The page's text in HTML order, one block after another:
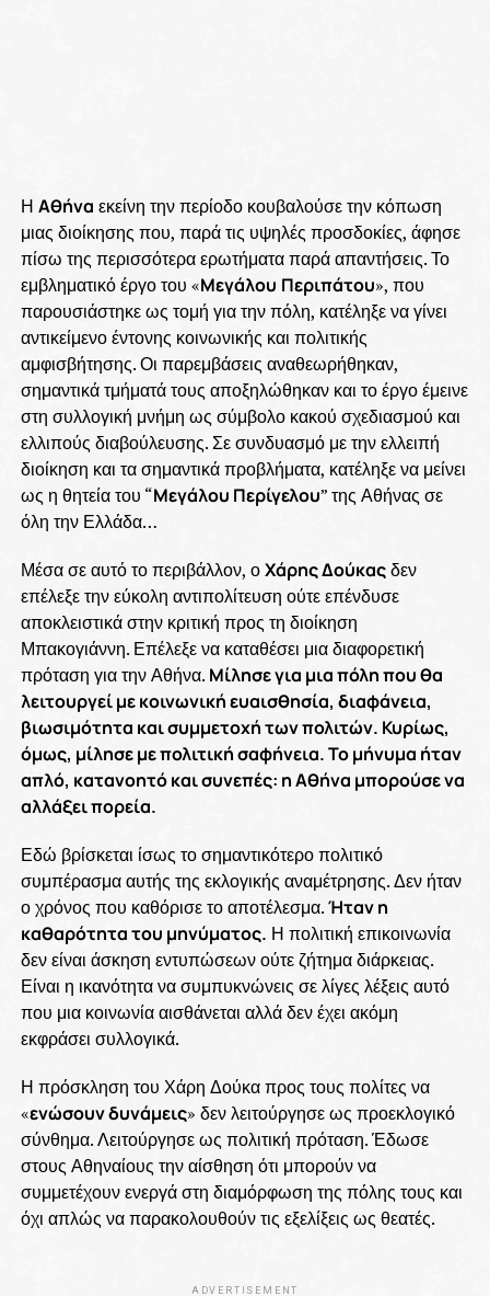
Η Αθήνα εκείνη την περίοδο κουβαλούσε την κόπωση
μιας διοίκησης που, παρά τις υψηλές προσδοκίες, άφησε
πίσω της περισσότερα ερωτήματα παρά απαντήσεις. Το
εμβληματικό έργο του «Μεγάλου Περιπάτου», που
παρουσιάστηκε ως τομή για την πόλη, κατέληξε να γίνει
αντικείμενο έντονης κοινωνικής και πολιτικής
αμφισβήτησης. Οι παρεμβάσεις αναθεωρήθηκαν,
σημαντικά τμήματά τους αποξηλώθηκαν και το έργο έμεινε
στη συλλογική μνήμη ως σύμβολο κακού σχεδιασμού και
ελλιπούς διαβούλευσης. Σε συνδυασμό με την ελλειπή
διοίκηση και τα σημαντικά προβλήματα, κατέληξε να μείνει
ως η θητεία του “Μεγάλου Περίγελου” της Αθήνας σε
όλη την Ελλάδα…
Μέσα σε αυτό το περιβάλλον, οΧάρης Δούκαςδεν
επέλεξε την εύκολη αντιπολίτευση ούτε επένδυσε
αποκλειστικά στην κριτική προς τη διοίκηση
Μπακογιάννη. Επέλεξε να καταθέσει μια διαφορετική
πρόταση για την Αθήνα. Μίλησε για μια πόλη που θα
λειτουργεί με κοινωνική ευαισθησία, διαφάνεια,
βιωσιμότητα και συμμετοχή των πολιτών. Κυρίως,
όμως, μίλησε με πολιτική σαφήνεια. Το μήνυμα ήταν
απλό, κατανοητό και συνεπές: η Αθήνα μπορούσε να
αλλάξει πορεία.
Εδώ βρίσκεται ίσως το σημαντικότερο πολιτικό
συμπέρασμα αυτής της εκλογικής αναμέτρησης. Δεν ήταν
ο χρόνος που καθόρισε το αποτέλεσμα.Ήταν η
καθαρότητα του μηνύματος. Η πολιτική επικοινωνία
δεν είναι άσκηση εντυπώσεων ούτε ζήτημα διάρκειας.
Είναι η ικανότητα να συμπυκνώνεις σε λίγες λέξεις αυτό
που μια κοινωνία αισθάνεται αλλά δεν έχει ακόμη
εκφράσει συλλογικά.
Η πρόσκληση του Χάρη Δούκα προς τους πολίτες να
«ενώσουν δυνάμεις» δεν λειτούργησε ως προεκλογικό
σύνθημα. Λειτούργησε ως πολιτική πρόταση. Έδωσε
στους Αθηναίους την αίσθηση ότι μπορούν να
συμμετέχουν ενεργά στη διαμόρφωση της πόλης τους και
όχι απλώς να παρακολουθούν τις εξελίξεις ως θεατές.
ADVERTISEMENT